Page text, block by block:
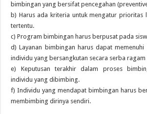
bimbingan yang bersifat pencegahan
b) Harus ada kriteria untuk mengatur prioritas
tertentu.
c) Program bimbingan harus berpusat pada
d) Layanan bimbingan harus dapat memenuhi
individu yang bersangkutan secara serba ragam
e) Keputusan terakhir dalam proses
individu yang dibimbing.
f) Individu yang mendapat bimbingan harus
membimbing dirinya sendiri.